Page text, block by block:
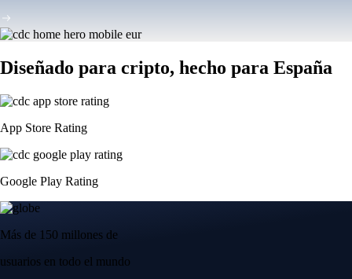
Diseñado para cripto, hecho para España
App Store Rating
Google Play Rating
Más de 150 millones de
usuarios en todo el mundo